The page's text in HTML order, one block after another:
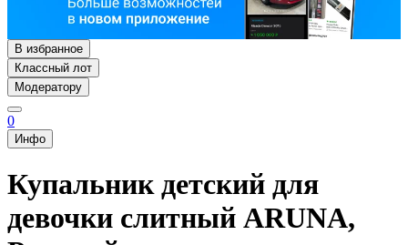
В избранное
Классный лот
Модератору
0
Инфо
Купальник детский для
девочки слитный ARUNA,